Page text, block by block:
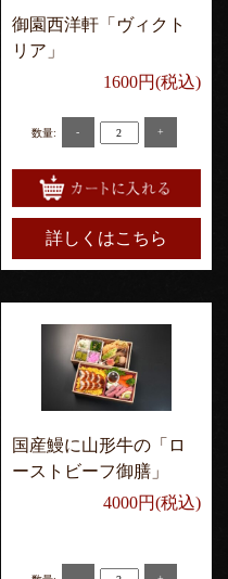
御園西洋軒「ヴィクト
リア」
1600円(税込)
数量: - +
詳しくはこちら
国産鰻に山形牛の「ロ
ーストビーフ御膳」
4000円(税込)